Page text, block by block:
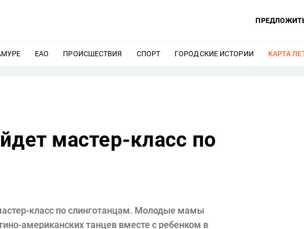
ЕЩЕ
ЕАО ЕЩЕ
ПРОИСШЕСТВИЯ ЕЩЕ
СПОРТ ЕЩЕ
ГОРОДСКИЕ ИСТОРИИ ЕЩЕ
КАРТА
мастер-класс по
класс по слинготанцам. Молодые мамы
американских танцев вместе с ребенком в